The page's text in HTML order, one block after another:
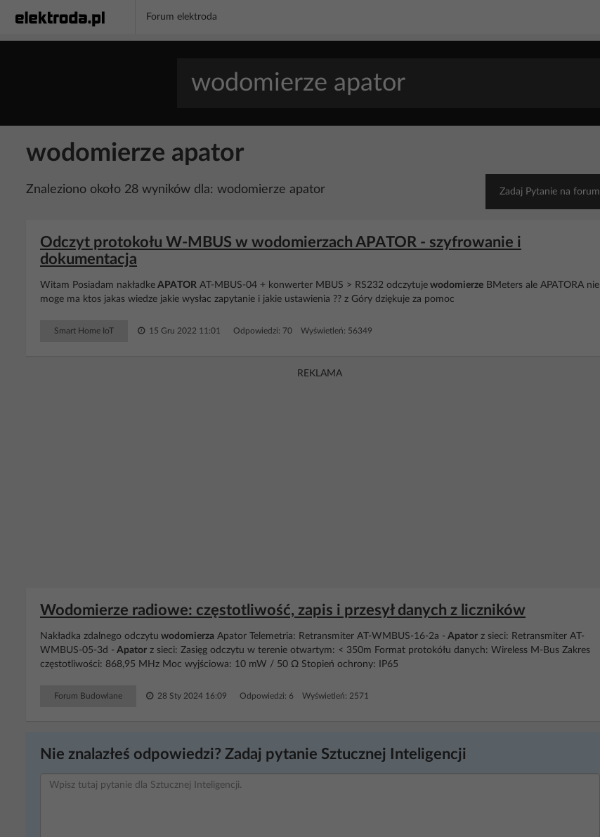
Forum elektroda
wodomierze apator
Znaleziono około 28 wyników dla: wodomierze apator Zadaj Pytanie na forum
Odczyt protokołu W-MBUS w wodomierzach APATOR - szyfrowanie i
dokumentacja
Witam Posiadam nakładke APATOR AT-MBUS-04 + konwerter MBUS > RS232 odczytuje wodomierze BMeters ale APATORA nie
moge ma ktos jakas wiedze jakie wysłac zapytanie i jakie ustawienia ?? z Góry dziękuje za pomoc
Smart Home IoT 15 Gru 2022 11:01 Odpowiedzi: 70 Wyświetleń: 56349
REKLAMA
Wodomierze radiowe: częstotliwość, zapis i przesył danych z liczników
Nakładka zdalnego odczytu wodomierza Apator Telemetria: Retransmiter AT-WMBUS-16-2a - Apator z sieci: Retransmiter AT-
WMBUS-05-3d - Apator z sieci: Zasięg odczytu w terenie otwartym: < 350m Format protokółu danych: Wireless M-Bus Zakres
częstotliwości: 868,95 MHz Moc wyjściowa: 10 mW / 50 Ω Stopień ochrony: IP65
Forum Budowlane 28 Sty 2024 16:09 Odpowiedzi: 6 Wyświetleń: 2571
Nie znalazłeś odpowiedzi? Zadaj pytanie Sztucznej Inteligencji